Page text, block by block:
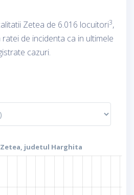
Zetea de 6.016 locuitori3,
de incidenta ca in ultimele
cazuri.